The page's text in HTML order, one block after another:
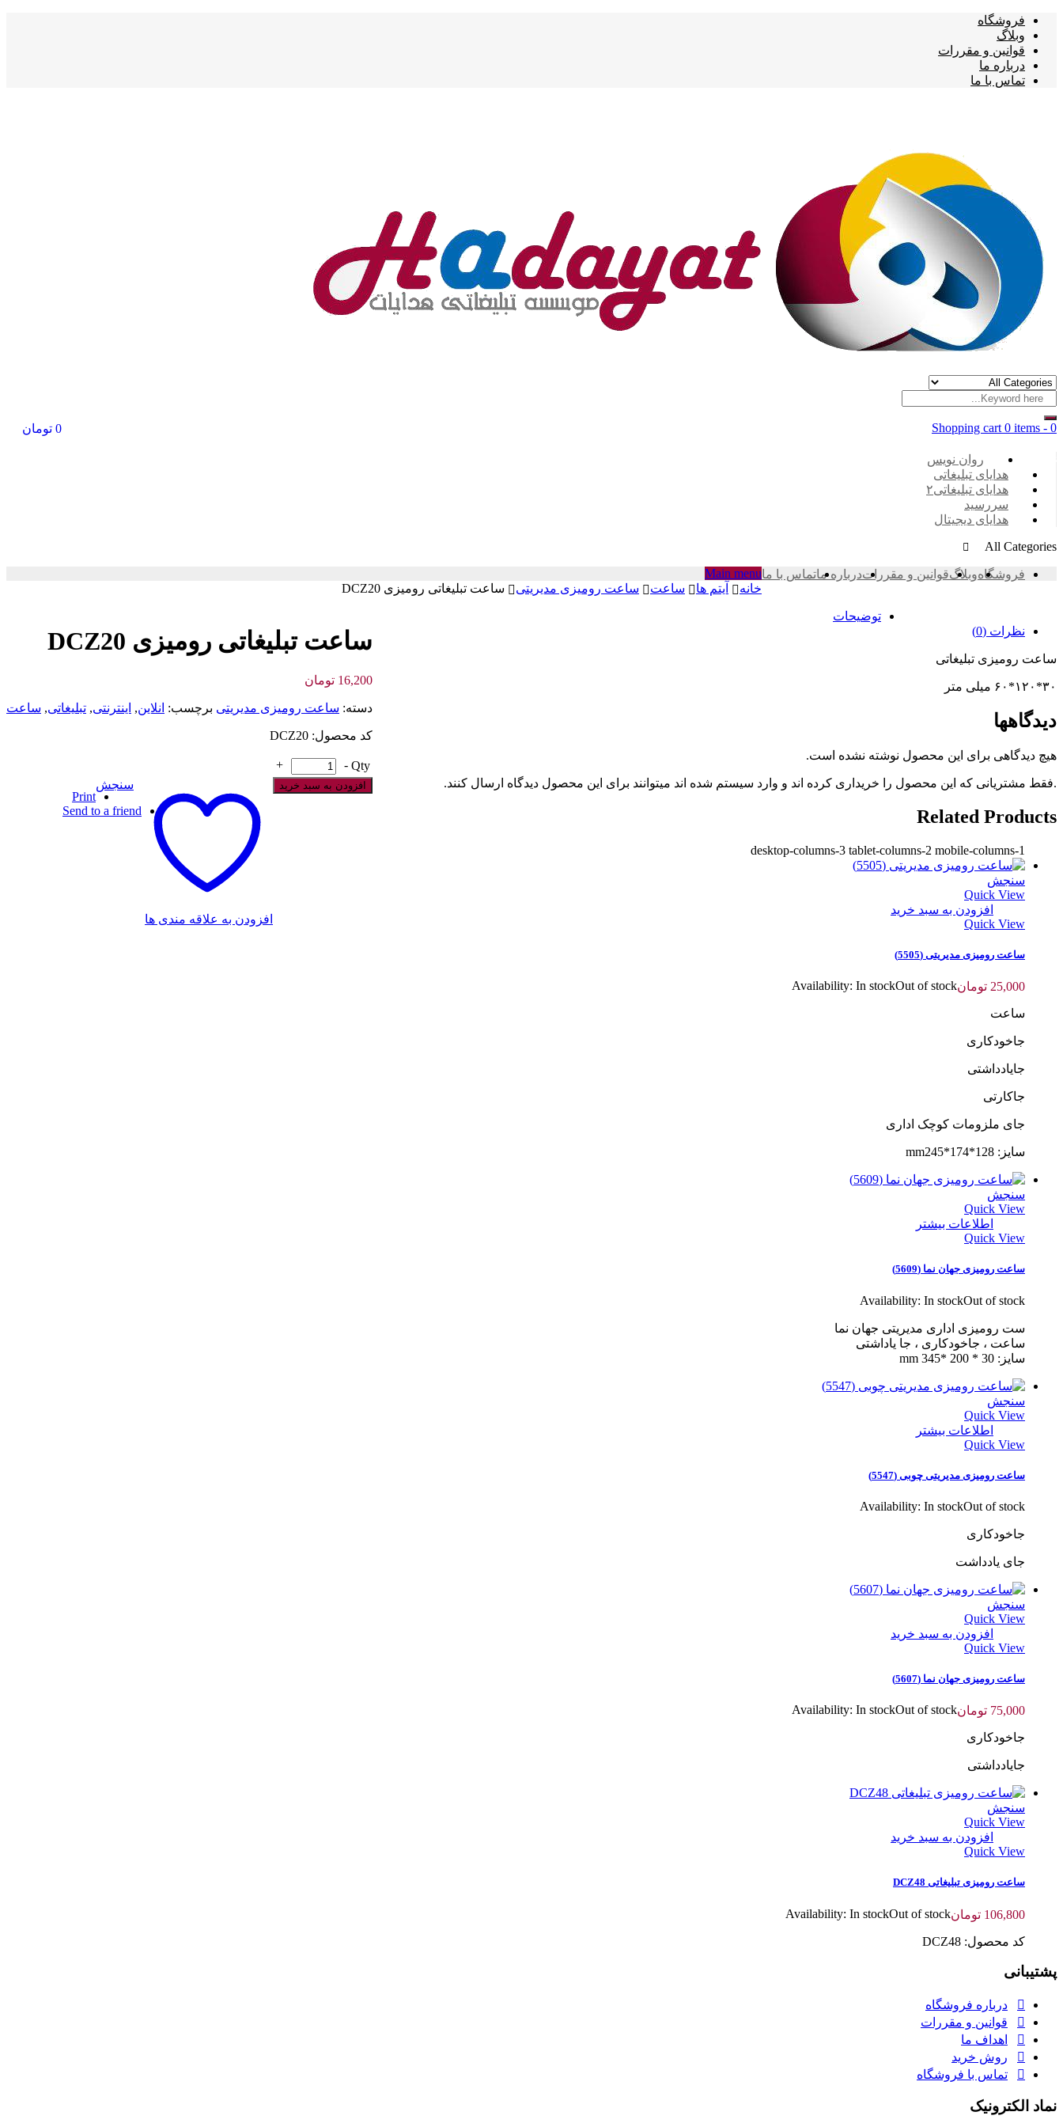
فروشگاه
وبلاگ
قوانین و مقررات
درباره ما
تماس با ما
Shopping cart 0 items -
0 تومان 0
Categories
روان نویس
هدایای تبلیغاتی
هدایای تبلیغاتی۲
سررسید
هدایای دیجیتال
All Categories
فروشگاهوبلاگقوانین و مقرراتدرباره ماتماس با ماMain menu
خانه
آیتم ها ساعت ساعت رومیزی مدیریتی ساعت تبلیغاتی رومیزی DCZ20
ساعت تبلیغاتی رومیزی DCZ20
16,200 تومان
دسته: ساعت رومیزی مدیریتی برچسب: انلاین, اینترنتی, تبلیغاتی, ساعت
کد محصول: DCZ20
Qty
-
+
افزودن به سبد خرید
افزودن به علاقه مندی ها
سنجش
Print
Send to a friend
توضیحات
نظرات (0)
ساعت رومیزی تبلیغاتی
۳۰*۱۲۰*۶۰ میلی متر
دیدگاهها
هیچ دیدگاهی برای این محصول نوشته نشده است.
.فقط مشتریانی که این محصول را خریداری کرده اند و وارد سیستم شده اند میتوانند برای این محصول دیدگاه ارسال کنند.
Related Products
desktop-columns-3 tablet-columns-2 mobile-columns-1
سنجش
Quick View
افزودن به سبد خرید
Quick View
ساعت رومیزی مدیریتی (5505)
25,000 تومان Availability: In stockOut of stock
ساعت
جاخودکاری
جایادداشتی
جاکارتی
جای ملزومات کوچک اداری
سایز: 128*174*mm245
سنجش
Quick View
اطلاعات بیشتر
Quick View
ساعت رومیزی جهان نما (5609)
Availability: In stockOut of stock
ست رومیزی اداری مدیریتی جهان نما
ساعت ، جاخودکاری ، جا یاداشتی
سایز: 30 * 200 *345 mm
سنجش
Quick View
اطلاعات بیشتر
Quick View
ساعت رومیزی مدیریتی چوبی (5547)
Availability: In stockOut of stock
جاخودکاری
جای یادداشت
سنجش
Quick View
افزودن به سبد خرید
Quick View
ساعت رومیزی جهان نما (5607)
75,000 تومان Availability: In stockOut of stock
جاخودکاری
جایادداشتی
سنجش
Quick View
افزودن به سبد خرید
Quick View
ساعت رومیزی تبلیغاتی DCZ48
106,800 تومان Availability: In stockOut of stock
کد محصول: DCZ48
پشتیبانی
درباره فروشگاه
قوانین و مقررات
اهداف ما
روش خرید
تماس با فروشگاه
نماد الکترونیک